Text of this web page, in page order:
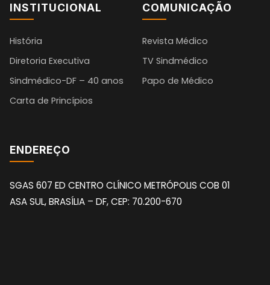
INSTITUCIONAL
História
Diretoria Executiva
Sindmédico-DF – 40 anos
Carta de Princípios
COMUNICAÇÃO
Revista Médico
TV Sindmédico
Papo de Médico
ENDEREÇO
SGAS 607 ED CENTRO CLÍNICO METRÓPOLIS COB 01
ASA SUL, BRASÍLIA – DF, CEP: 70.200-670